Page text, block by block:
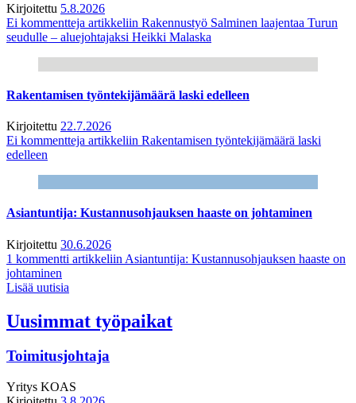
Kirjoitettu 5.8.2026
Ei kommentteja artikkeliin Rakennustyö Salminen laajentaa Turun
seudulle – aluejohtajaksi Heikki Malaska
Rakentamisen työntekijämäärä laski edelleen
Kirjoitettu 22.7.2026
Ei kommentteja artikkeliin Rakentamisen työntekijämäärä laski
edelleen
Asiantuntija: Kustannusohjauksen haaste on johtaminen
Kirjoitettu 30.6.2026
1 kommentti artikkeliin Asiantuntija: Kustannusohjauksen haaste on
johtaminen
Lisää uutisia
Uusimmat työpaikat
Toimitusjohtaja
Yritys KOAS